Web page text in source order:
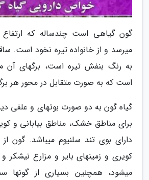
میرسد و از خانواده تیره نخود است.
به رنگ بنفش تیره است، برگهای آن
است که به صورت متقابل در محور هر برگ
گیاه گون به دو صورت بوتهای و علفی
برای مناطق خشک، مناطق بیابانی و
دارای بوی تند سلنیوم میباشد. گون
کویری و زمینهای بایر و مزارع
میشود، همچنین بسیاری از گونها